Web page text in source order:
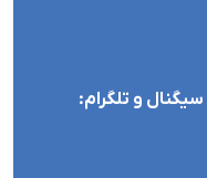
و تلگرام: